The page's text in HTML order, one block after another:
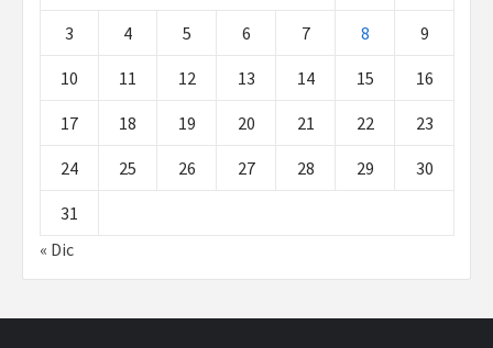
3 4 5 6 7 8 9
10 11 12 13 14 15 16
17 18 19 20 21 22 23
24 25 26 27 28 29 30
31
« Dic